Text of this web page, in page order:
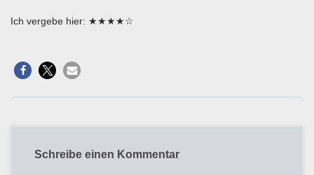
Ich vergebe hier: ★★★★☆
Schreibe einen Kommentar